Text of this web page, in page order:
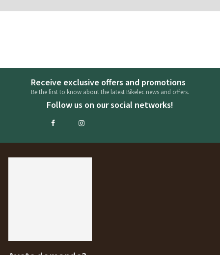
Receive exclusive offers and promotions
Be the first to know about the latest Bikelec news and offers.
Follow us on our social networks!